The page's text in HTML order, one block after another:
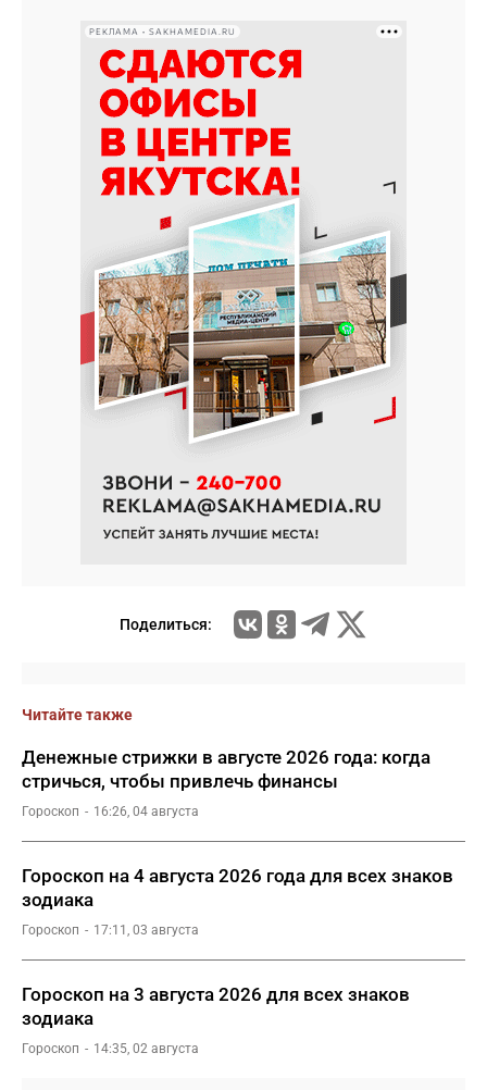
РЕКЛАМА • SAKHAMEDIA.RU
Поделиться:
Читайте также
Денежные стрижки в августе 2026 года: когда
стричься, чтобы привлечь финансы
Гороскоп 16:26, 04 августа
Гороскоп на 4 августа 2026 года для всех знаков
зодиака
Гороскоп 17:11, 03 августа
Гороскоп на 3 августа 2026 для всех знаков
зодиака
Гороскоп 14:35, 02 августа